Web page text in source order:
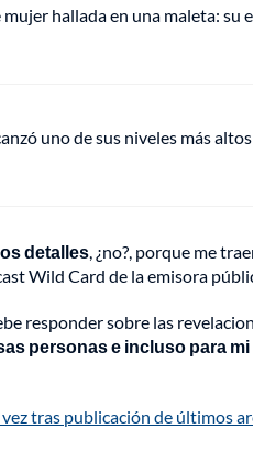
hallada en una maleta: su
uno de sus niveles más
detalles, ¿no?, porque me
Wild Card de la emisora
responder sobre las
personas e incluso para
tras publicación de últimos